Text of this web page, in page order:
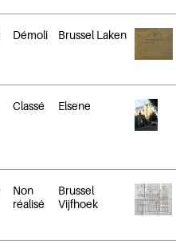
Démoli Brussel Laken
Classé Elsene
Non
réalisé
Brussel
Vijfhoek